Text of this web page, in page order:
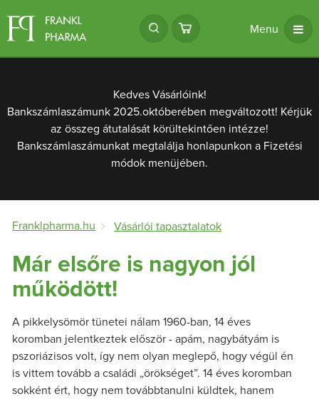
Menu
Kedves Vásárlóink!
Bankszámlaszámunk 2025.októberében megváltozott! Kérjük
az összeg átutalását körültekintően intézze!
Bankszámlaszámunkat megtalálja honlapunkon a Fizetési
módok menüjében.
Franklpharma.hu Vásárlói tapasztalatok
Már elsőre is nagyon jól
működött!
A pikkelysömör tünetei nálam 1960-ban, 14 éves
koromban jelentkeztek először - apám, nagybátyám is
pszoriázisos volt, így nem olyan meglepő, hogy végül én
is vittem tovább a családi „örökséget”. 14 éves koromban
sokként ért, hogy nem továbbtanulni küldtek, hanem